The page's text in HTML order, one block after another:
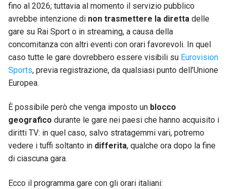
fino al 2026; tuttavia al momento il servizio pubblico
avrebbe intenzione di non trasmettere la diretta delle
gare su Rai Sport o in streaming, a causa della
concomitanza con altri eventi con orari favorevoli. In quel
caso tutte le gare dovrebbero essere visibili su Eurovision
Sports, previa registrazione, da qualsiasi punto dell’Unione
Europea.
È possibile però che venga imposto un blocco
geografico durante le gare nei paesi che hanno acquisito i
diritti TV: in quel caso, salvo stratagemmi vari, potremo
vedere i tuffi soltanto in differita, qualche ora dopo la fine
di ciascuna gara.
Ecco il programma gare con gli orari italiani: